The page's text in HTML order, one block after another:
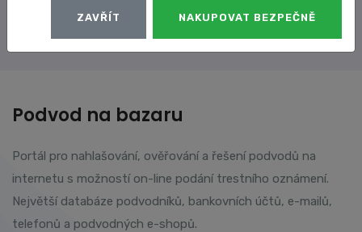
Podvod na bazaru
Portál pro nahlašování, ověřování a řešení podvodů na
internetu s možností on-line podání trestního oznámení.
Největší databáze podvodníků, bankovních účtů, e-mailů,
telefonů a podvodných e-shopů.
ZAVŘÍT NAKUPOVAT BEZPEČNĚ